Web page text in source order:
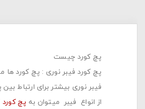
پچ کورد چیست
پچ کورد فیبر نوری : پچ کورد
فیبر نوری بیشتر برای ارتباط
از انواع فیبر میتوان به پچ